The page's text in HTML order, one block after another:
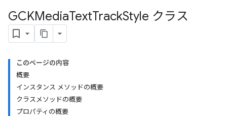
GCKMediaTextTrackStyle クラス
このページの内容
概要
インスタンス メソッドの概要
クラスメソッドの概要
プロパティの概要